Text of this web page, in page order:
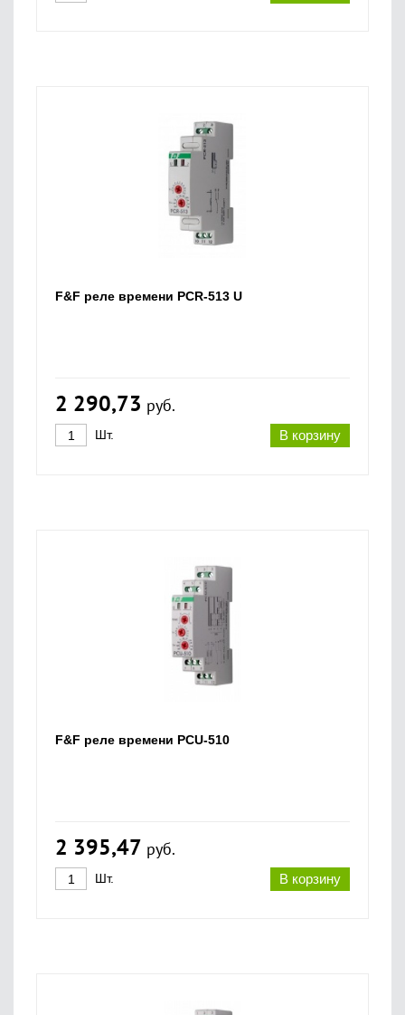
F&F реле времени PCR-513 U
2 290,73 руб.
В корзину
Шт.
F&F реле времени PCU-510
2 395,47 руб.
В корзину
Шт.